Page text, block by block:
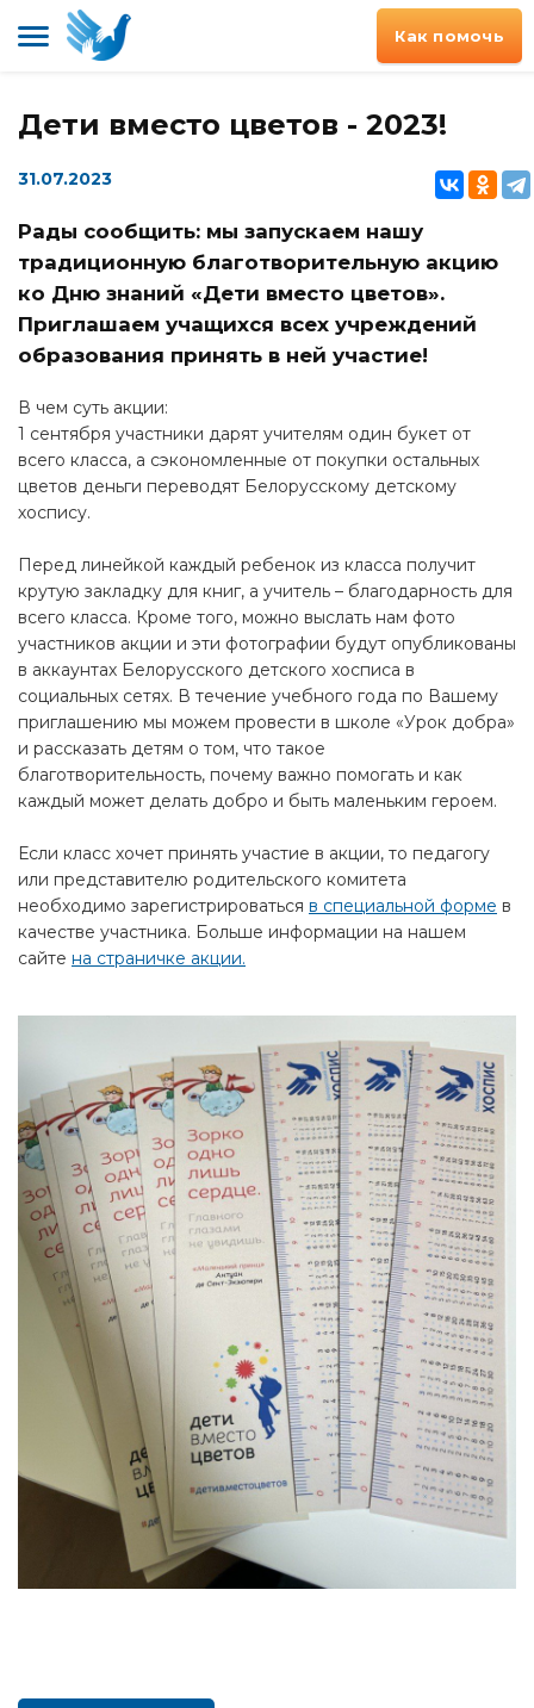
Как помочь
Дети вместо цветов - 2023!
31.07.2023
Рады сообщить: мы запускаем нашу
традиционную благотворительную акцию
ко Дню знаний «Дети вместо цветов».
Приглашаем учащихся всех учреждений
образования принять в ней участие!
В чем суть акции:
1 сентября участники дарят учителям один букет от
всего класса, а сэкономленные от покупки остальных
цветов деньги переводят Белорусскому детскому
хоспису.
Перед линейкой каждый ребенок из класса получит
крутую закладку для книг, а учитель – благодарность для
всего класса. Кроме того, можно выслать нам фото
участников акции и эти фотографии будут опубликованы
в аккаунтах Белорусского детского хосписа в
социальных сетях. В течение учебного года по Вашему
приглашению мы можем провести в школе «Урок добра»
и рассказать детям о том, что такое
благотворительность, почему важно помогать и как
каждый может делать добро и быть маленьким героем.
Если класс хочет принять участие в акции, то педагогу
или представителю родительского комитета
необходимо зарегистрироваться в специальной форме в
качестве участника. Больше информации на нашем
сайте на страничке акции.